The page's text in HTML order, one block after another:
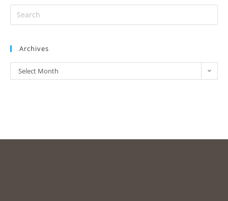
Archives
Select Month